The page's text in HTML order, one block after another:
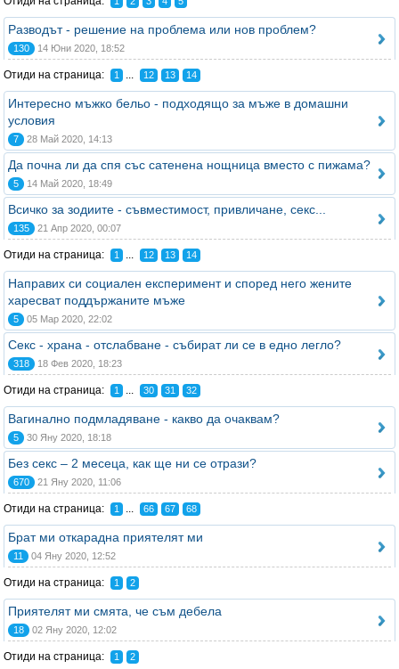
Разводът - решение на проблема или нов проблем?
130 14 Юни 2020, 18:52
Отиди на страница: 1 ... 12 13 14
Интересно мъжко бельо - подходящо за мъже в домашни
условия
7 28 Май 2020, 14:13
Да почна ли да спя със сатенена нощница вместо с пижама?
5 14 Май 2020, 18:49
Всичко за зодиите - съвместимост, привличане, секс...
135 21 Апр 2020, 00:07
Отиди на страница: 1 ... 12 13 14
Направих си социален експеримент и според него жените
харесват поддържаните мъже
5 05 Мар 2020, 22:02
Секс - храна - отслабване - събират ли се в едно легло?
318 18 Фев 2020, 18:23
Отиди на страница: 1 ... 30 31 32
Вагинално подмладяване - какво да очаквам?
5 30 Яну 2020, 18:18
Без секс – 2 месеца, как ще ни се отрази?
670 21 Яну 2020, 11:06
Отиди на страница: 1 ... 66 67 68
Брат ми откарадна приятелят ми
11 04 Яну 2020, 12:52
Отиди на страница: 1 2
Приятелят ми смята, че съм дебела
18 02 Яну 2020, 12:02
Отиди на страница: 1 2